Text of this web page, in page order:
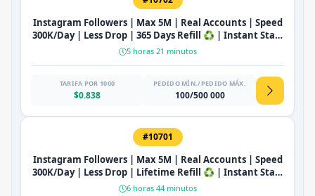
Instagram Followers | Max 5M | Real Accounts | Speed
300K/Day | Less Drop | 365 Days Refill ♻️ | Instant Start
🔥
5 horas 21 minutos
TARIFA POR 1000
$0.838
PEDIDO MÍN./PEDIDO MÁX.
100/500 000
#10701
Instagram Followers | Max 5M | Real Accounts | Speed
300K/Day | Less Drop | Lifetime Refill ♻️ | Instant Start
🔥
6 horas 44 minutos